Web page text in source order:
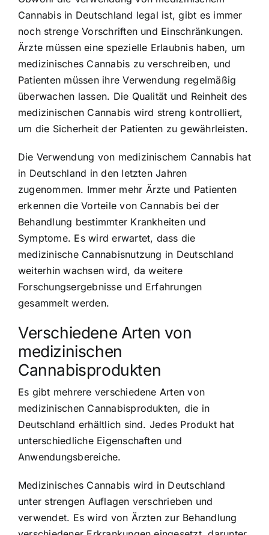
Cannabis in Deutschland legal ist, gibt es immer
noch strenge Vorschriften und Einschränkungen.
Ärzte müssen eine spezielle Erlaubnis haben, um
medizinisches Cannabis zu verschreiben, und
Patienten müssen ihre Verwendung regelmäßig
überwachen lassen. Die Qualität und Reinheit des
medizinischen Cannabis wird streng kontrolliert,
um die Sicherheit der Patienten zu gewährleisten.
Die Verwendung von medizinischem Cannabis hat
in Deutschland in den letzten Jahren
zugenommen. Immer mehr Ärzte und Patienten
erkennen die Vorteile von Cannabis bei der
Behandlung bestimmter Krankheiten und
Symptome. Es wird erwartet, dass die
medizinische Cannabisnutzung in Deutschland
weiterhin wachsen wird, da weitere
Forschungsergebnisse und Erfahrungen
gesammelt werden.
Verschiedene Arten von
medizinischen
Cannabisprodukten
Es gibt mehrere verschiedene Arten von
medizinischen Cannabisprodukten, die in
Deutschland erhältlich sind. Jedes Produkt hat
unterschiedliche Eigenschaften und
Anwendungsbereiche.
Medizinisches Cannabis wird in Deutschland
unter strengen Auflagen verschrieben und
verwendet. Es wird von Ärzten zur Behandlung